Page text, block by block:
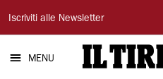
Il
Tirreno
Iscriviti alle Newsletter
MENU